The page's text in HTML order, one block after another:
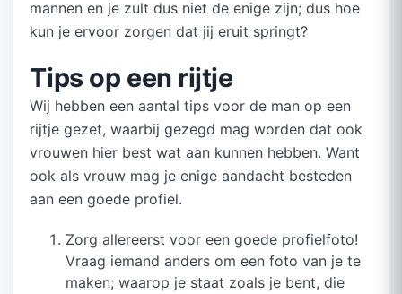
mannen en je zult dus niet de enige zijn; dus hoe
kun je ervoor zorgen dat jij eruit springt?
Tips op een rijtje
Wij hebben een aantal tips voor de man op een
rijtje gezet, waarbij gezegd mag worden dat ook
vrouwen hier best wat aan kunnen hebben. Want
ook als vrouw mag je enige aandacht besteden
aan een goede profiel.
Zorg allereerst voor een goede profielfoto!
Vraag iemand anders om een foto van je te
maken; waarop je staat zoals je bent, die